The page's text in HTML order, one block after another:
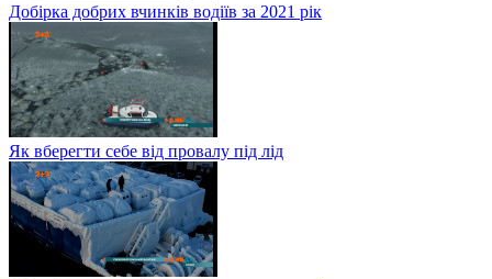
Добірка добрих вчинків водіїв за 2021 рік
Як вберегти себе від провалу під лід